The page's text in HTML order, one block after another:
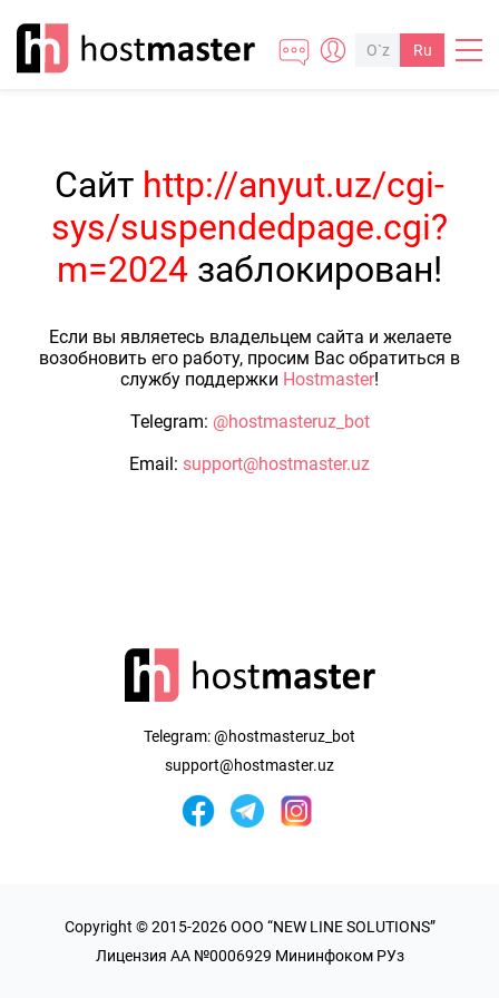
O`z Ru
Сайт http://anyut.uz/cgi-
sys/suspendedpage.cgi?
m=2024 заблокирован!
Если вы являетесь владельцем сайта и желаете
возобновить его работу, просим Вас обратиться в
службу поддержки Hostmaster!
Telegram: @hostmasteruz_bot
Email: support@hostmaster.uz
Telegram:@hostmasteruz_bot
support@hostmaster.uz
Copyright © 2015-2026 OOO “NEW LINE SOLUTIONS”
Лицензия AA №0006929 Мининфоком РУз